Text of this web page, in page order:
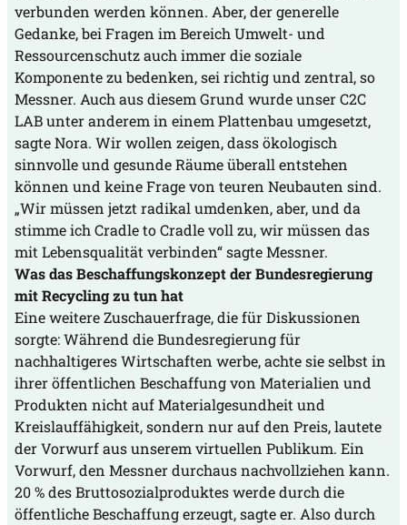
verbunden werden können. Aber, der generelle
Gedanke, bei Fragen im Bereich Umwelt- und
Ressourcenschutz auch immer die soziale
Komponente zu bedenken, sei richtig und zentral, so
Messner. Auch aus diesem Grund wurde unser C2C
LAB unter anderem in einem Plattenbau umgesetzt,
sagte Nora. Wir wollen zeigen, dass ökologisch
sinnvolle und gesunde Räume überall entstehen
können und keine Frage von teuren Neubauten sind.
„Wir müssen jetzt radikal umdenken, aber, und da
stimme ich Cradle to Cradle voll zu, wir müssen das
mit Lebensqualität verbinden“ sagte Messner.
Was das Beschaffungskonzept der Bundesregierung
mit Recycling zu tun hat
Eine weitere Zuschauerfrage, die für Diskussionen
sorgte: Während die Bundesregierung für
nachhaltigeres Wirtschaften werbe, achte sie selbst in
ihrer öffentlichen Beschaffung von Materialien und
Produkten nicht auf Materialgesundheit und
Kreislauffähigkeit, sondern nur auf den Preis, lautete
der Vorwurf aus unserem virtuellen Publikum. Ein
Vorwurf, den Messner durchaus nachvollziehen kann.
20 % des Bruttosozialproduktes werde durch die
öffentliche Beschaffung erzeugt, sagte er. Also durch